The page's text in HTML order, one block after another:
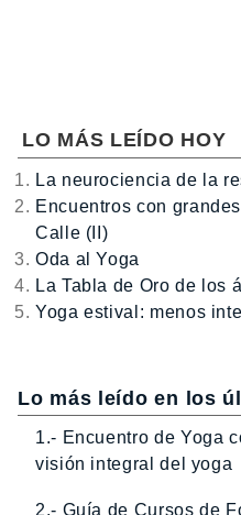
LO MÁS LEÍDO HOY
La neurociencia de la
Encuentros con
Calle (II)
Oda al Yoga
La Tabla de Oro de los
Yoga estival: menos
Lo más leído en los
1.- Encuentro de Yoga
visión integral del yoga
2.- Guía de Cursos de